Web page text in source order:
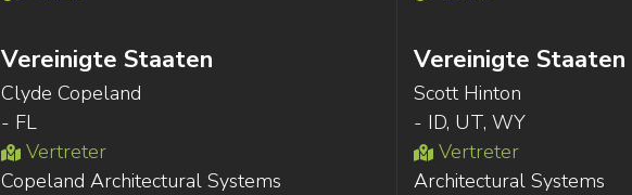
Vereinigte Staaten
Clyde Copeland
- FL
Vertreter
Copeland Architectural Systems
Vereinigte Staaten
Scott Hinton
- ID, UT, WY
Vertreter
Architectural Systems